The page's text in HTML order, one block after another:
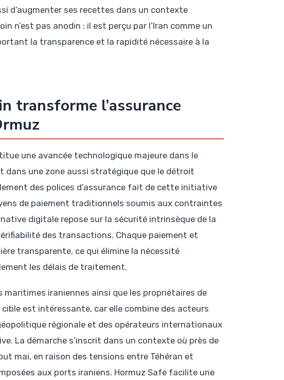
d’augmenter ses recettes dans un contexte
n’est pas anodin : il est perçu par l’Iran comme un
la transparence et la rapidité nécessaire à la
transforme l’assurance
une avancée technologique majeure dans le
dans une zone aussi stratégique que le détroit
des polices d’assurance fait de cette initiative
de paiement traditionnels soumis aux contraintes
digitale repose sur la sécurité intrinsèque de la
des transactions. Chaque paiement et
transparente, ce qui élimine la nécessité
les délais de traitement.
iraniennes ainsi que les propriétaires de
est intéressante, car elle combine des acteurs
régionale et des opérateurs internationaux
La démarche s’inscrit dans un contexte où près de
mai, en raison des tensions entre Téhéran et
aux ports iraniens. Hormuz Safe facilite une